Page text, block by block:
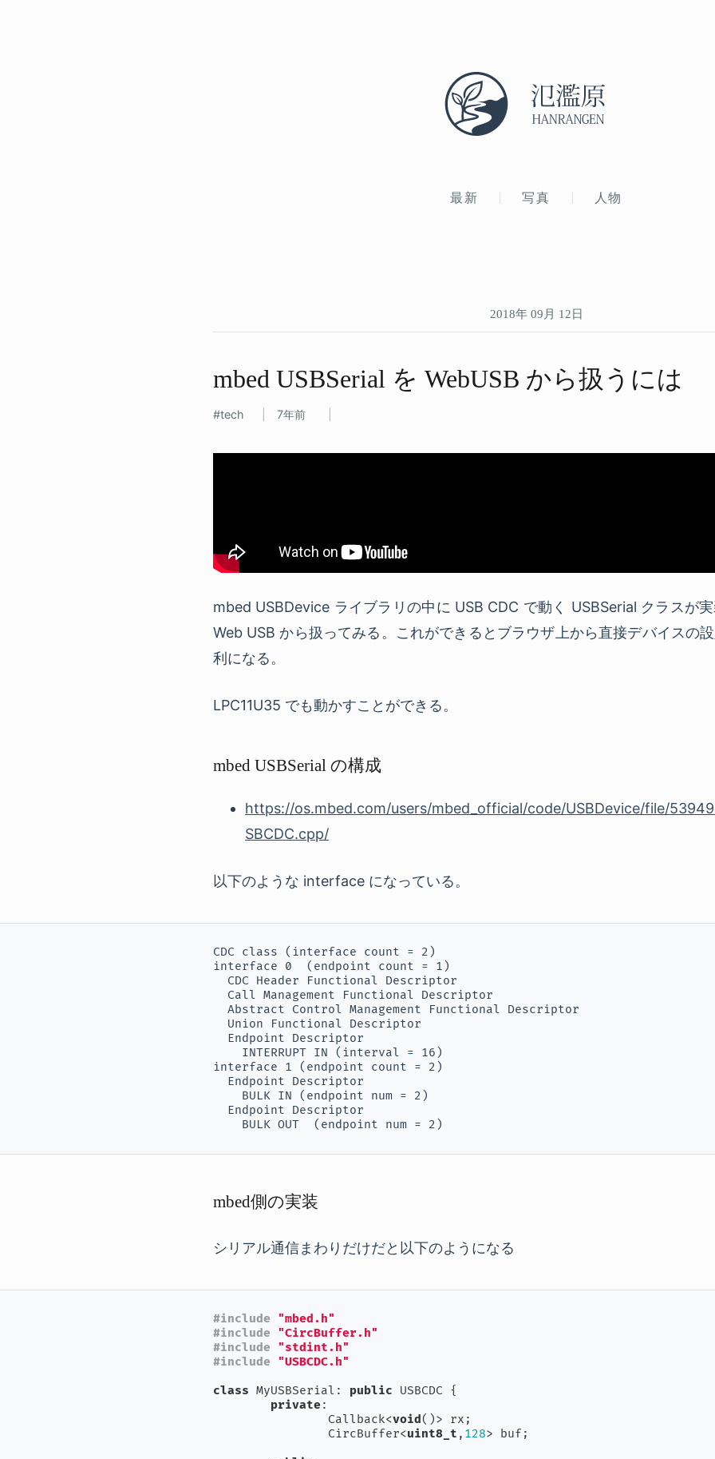
最新 写真 人物
2018年 09月 12日
mbed USBSerial を​ WebUSB から​扱うには
tech 7年前
mbed USBDevice ライブラリの中に USB CDC で動く USBSerial クラスが
Web USB から扱ってみる。これができるとブラウザ上から直接デバイスの
利になる。
LPC11U35 でも動かすことができる。
mbed USBSerial の構成
https://os.mbed.com/users/mbed_official/code/USBDevice/file/
SBCDC.cpp/
以下のような interface になっている。
CDC class (interface count = 2)
interface 0  (endpoint count = 1)
  CDC Header Functional Descriptor
  Call Management Functional Descriptor
  Abstract Control Management Functional Descriptor
  Union Functional Descriptor
  Endpoint Descriptor
    INTERRUPT IN (interval = 16)
interface 1 (endpoint count = 2)
  Endpoint Descriptor
    BULK IN (endpoint num = 2)
  Endpoint Descriptor
    BULK OUT  (endpoint num = 2)
mbed側の実装
シリアル通信まわりだけだと以下のようになる
#include
"mbed.h"
#include
"CircBuffer.h"
#include
"stdint.h"
#include "USBCDC.h"
class MyUSBSerial: public USBCDC {
private:
		Callback<
void ()> rx;
		CircBuffer<
uint8_t , 128> buf;